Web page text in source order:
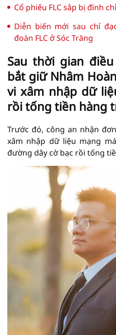
Cổ phiếu FLC sắp bị đình
Diễn biến mới sau chỉ
đoàn FLC ở Sóc Trăng
Sau thời gian
bắt giữ Nhâm
vi xâm nhập dữ
rồi tống tiền hàng
Trước đó, công an nhận
xâm nhập dữ liệu mạng
đường dây cờ bạc rồi tống